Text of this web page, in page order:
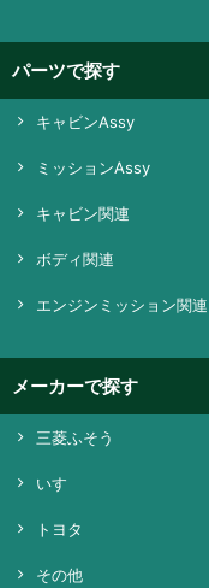
パーツで探す
キャビンAssy
ミッションAssy
キャビン関連
ボディ関連
エンジンミッション関連
メーカーで探す
三菱ふそう
いすゞ
トヨタ
その他